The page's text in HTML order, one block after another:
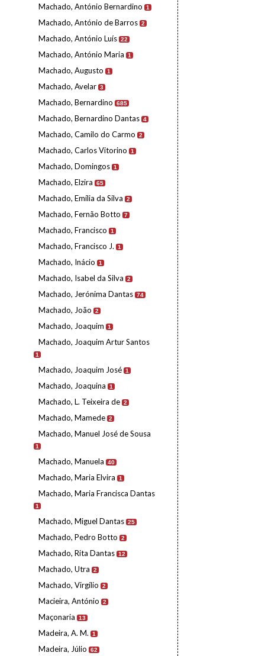
Machado, António Bernardino 1
Machado, António de Barros 2
Machado, António Luís 22
Machado, António Maria 1
Machado, Augusto 1
Machado, Avelar 3
Machado, Bernardino 685
Machado, Bernardino Dantas 4
Machado, Camilo do Carmo 2
Machado, Carlos Vitorino 1
Machado, Domingos 1
Machado, Elzira 65
Machado, Emília da Silva 2
Machado, Fernão Botto 7
Machado, Francisco 1
Machado, Francisco J. 1
Machado, Inácio 1
Machado, Isabel da Silva 2
Machado, Jerónima Dantas 74
Machado, João 2
Machado, Joaquim 1
Machado, Joaquim Artur Santos
1
Machado, Joaquim José 1
Machado, Joaquina 1
Machado, L. Teixeira de 2
Machado, Mamede 2
Machado, Manuel José de Sousa
1
Machado, Manuela 40
Machado, Maria Elvira 1
Machado, Maria Francisca Dantas
1
Machado, Miguel Dantas 25
Machado, Pedro Botto 2
Machado, Rita Dantas 12
Machado, Utra 2
Machado, Virgílio 2
Macieira, António 2
Maçonaria 13
Madeira, A. M. 1
Madeira, Júlio 62